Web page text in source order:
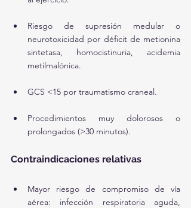
Riesgo de supresión medular o
neurotoxicidad por déficit de metionina
sintetasa, homocistinuria, acidemia
metilmalónica.
GCS <15 por traumatismo craneal.
Procedimientos muy dolorosos o
prolongados (>30 minutos).
Contraindicaciones relativas
Mayor riesgo de compromiso de vía
aérea: infección respiratoria aguda,